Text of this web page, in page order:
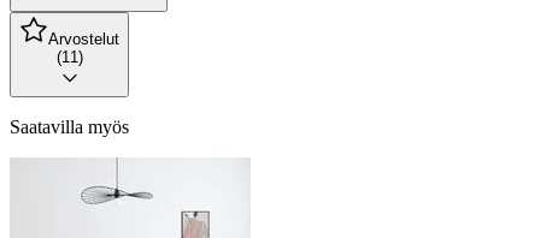
Arvostelut
(11)
Saatavilla myös